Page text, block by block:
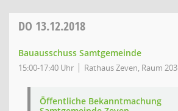
DO 13.12.2018
Bauausschuss Samtgemeinde
15:00-17:40 Uhr Rathaus Zeven, Raum 203
Öffentliche Bekanntmachung